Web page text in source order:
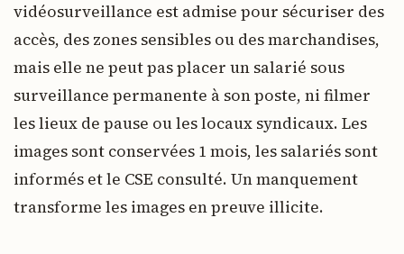
vidéosurveillance est admise pour sécuriser des
accès, des zones sensibles ou des marchandises,
mais elle ne peut pas placer un salarié sous
surveillance permanente à son poste, ni filmer
les lieux de pause ou les locaux syndicaux. Les
images sont conservées 1 mois, les salariés sont
informés et le CSE consulté. Un manquement
transforme les images en preuve illicite.